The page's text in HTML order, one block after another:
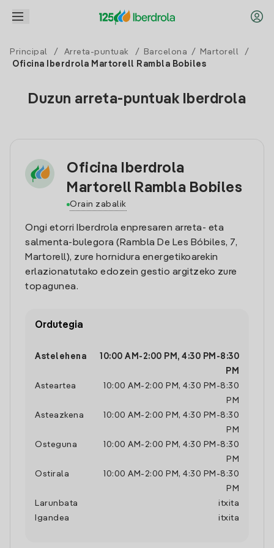
Principal / Arreta-puntuak / Barcelona / Martorell
/
Oficina Iberdrola Martorell Rambla Bobiles
Duzun arreta-puntuak Iberdrola
Oficina Iberdrola
Martorell Rambla Bobiles
Orain zabalik
Ongi etorri Iberdrola enpresaren arreta- eta
salmenta-bulegora (Rambla De Les Bóbiles, 7,
Martorell), zure hornidura energetikoarekin
erlazionatutako edozein gestio argitzeko zure
topagunea.
Ordutegia
Astelehena 10:00 AM - 2:00 PM , 4:30 PM -8:30
PM
Asteartea
10:00 AM - 2:00 PM , 4:30 PM -8:30
PM
Asteazkena
10:00 AM - 2:00 PM , 4:30 PM -8:30
PM
Osteguna
10:00 AM - 2:00 PM , 4:30 PM -8:30
PM
Ostirala
10:00 AM - 2:00 PM , 4:30 PM -8:30
PM
Larunbata
itxita
Igandea
itxita